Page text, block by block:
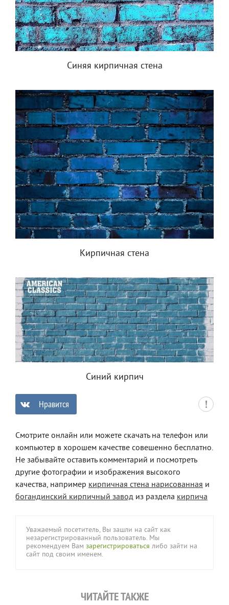
Синяя кирпичная стена
Кирпичная стена
Синий кирпич
Нравится
Смотрите онлайн или можете скачать на телефон или
компьютер в хорошем качестве совешенно бесплатно.
Не забывайте оставить комментарий и посмотреть
другие фотографии и изображения высокого
качества, например кирпичная стена нарисованная и
богандинский кирпичный завод из раздела кирпича
Уважаемый посетитель, Вы зашли на сайт как
незарегистрированный пользователь. Мы
рекомендуем Вам зарегистрироваться либо зайти на
сайт под своим именем.
ЧИТАЙТЕ ТАКЖЕ